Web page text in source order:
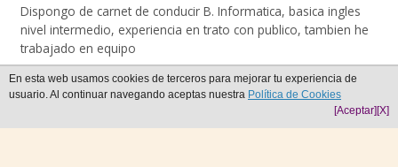
Dispongo de carnet de conducir B. Informatica, basica ingles
nivel intermedio, experiencia en trato con publico, tambien he
trabajado en equipo
En esta web usamos cookies de terceros para mejorar tu experiencia de
usuario. Al continuar navegando aceptas nuestra Política de Cookies
[X]
[Aceptar]